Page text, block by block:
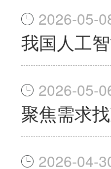
2026-05-
我国人工
2026-05-
聚焦需求
2026-04-